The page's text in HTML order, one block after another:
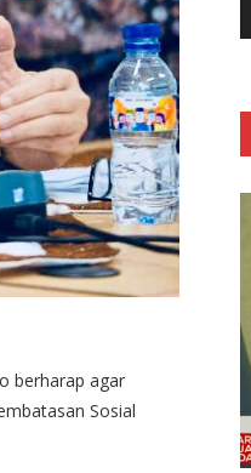
berharap agar
Sosial